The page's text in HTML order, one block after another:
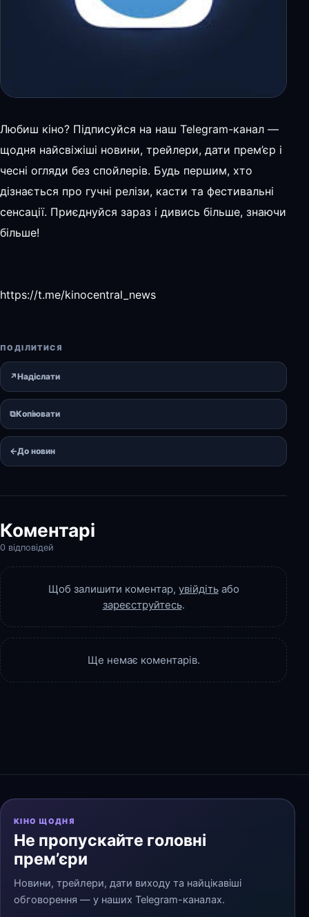
Любиш кіно? Підписуйся на наш Telegram-канал —
щодня найсвіжіші новини, трейлери, дати прем’єр і
чесні огляди без спойлерів. Будь першим, хто
дізнається про гучні релізи, касти та фестивальні
сенсації. Приєднуйся зараз і дивись більше, знаючи
більше!
https://t.me/kinocentral_news
ПОДІЛИТИСЯ
↗Надіслати
⧉Копіювати
←До новин
Коментарі
0 відповідей
Щоб залишити коментар, увійдітьабо
зареєструйтесь.
Ще немає коментарів.
КІНО ЩОДНЯ
Не пропускайте головні
прем’єри
Новини, трейлери, дати виходу та найцікавіші
обговорення — у наших Telegram-каналах.